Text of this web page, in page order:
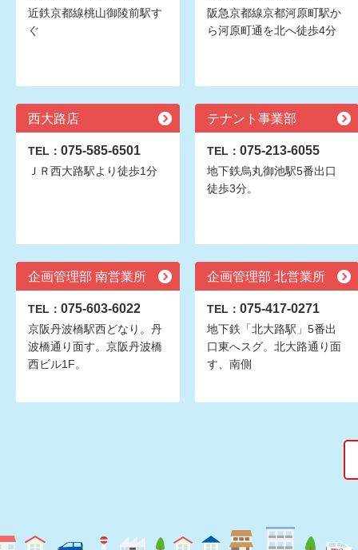
近鉄京都線桃山御陵前駅す
ぐ
阪急京都線京都河原町駅か
ら河原町通を北へ徒歩4分
西大路店
TEL： 075-585-6501
ＪＲ西大路駅より徒歩1分
テナント事業部
TEL： 075-213-6055
地下鉄烏丸御池駅5番出口
徒歩3分。
企画管理部 南営業所
TEL： 075-603-6022
京阪丹波橋駅西どなり。丹
波橋通り面す。京阪丹波橋
西ビル1F。
企画管理部 北営業所
TEL： 075-417-0271
地下鉄「北大路駅」5番出
口東へスグ。北大路通り面
す、南側